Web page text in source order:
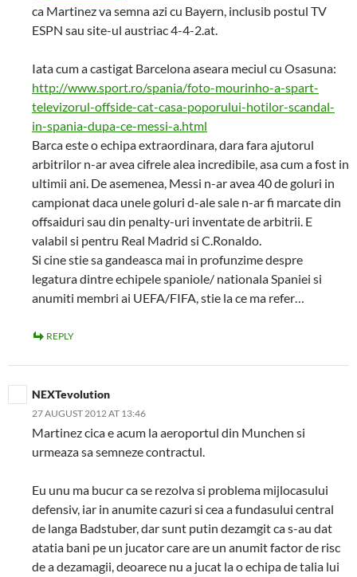
ca Martinez va semna azi cu Bayern, inclusib postul TV
ESPN sau site-ul austriac 4-4-2.at.
Iata cum a castigat Barcelona aseara meciul cu Osasuna:
http://www.sport.ro/spania/foto-mourinho-a-spart-
televizorul-offside-cat-casa-poporului-hotilor-scandal-
in-spania-dupa-ce-messi-a.html
Barca este o echipa extraordinara, dara fara ajutorul
arbitrilor n-ar avea cifrele alea incredibile, asa cum a fost in
ultimii ani. De asemenea, Messi n-ar avea 40 de goluri in
campionat daca unele goluri d-ale sale n-ar fi marcate din
offsaiduri sau din penalty-uri inventate de arbitrii. E
valabil si pentru Real Madrid si C.Ronaldo.
Si cine stie sa gandeasca mai in profunzime despre
legatura dintre echipele spaniole/ nationala Spaniei si
anumiti membri ai UEFA/FIFA, stie la ce ma refer…
REPLY
NEXTevolution
27 AUGUST 2012 AT 13:46
Martinez cica e acum la aeroportul din Munchen si
urmeaza sa semneze contractul.
Eu unu ma bucur ca se rezolva si problema mijlocasului
defensiv, iar in anumite cazuri si cea a fundasului central
de langa Badstuber, dar sunt putin dezamgit ca s-au dat
atatia bani pe un jucator care are un anumit factor de risc
de a dezamagii, deoarece nu a jucat la o echipa de talia lui